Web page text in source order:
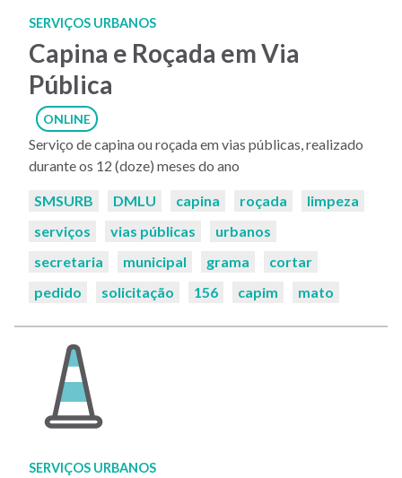
SERVIÇOS URBANOS
Capina e Roçada em Via
Pública
ONLINE
Serviço de capina ou roçada em vias públicas, realizado
durante os 12 (doze) meses do ano
Palavras-
SMSURB DMLU capina roçada
limpeza
serviços
vias públicas
urbanos
secretaria
municipal grama
cortar
pedido
solicitação 156 capim mato
SERVIÇOS URBANOS